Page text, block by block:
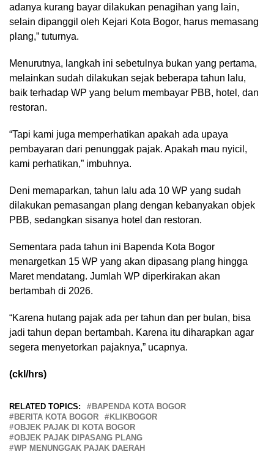
adanya kurang bayar dilakukan penagihan yang lain,
selain dipanggil oleh Kejari Kota Bogor, harus memasang
plang,” tuturnya.
Menurutnya, langkah ini sebetulnya bukan yang pertama,
melainkan sudah dilakukan sejak beberapa tahun lalu,
baik terhadap WP yang belum membayar PBB, hotel, dan
restoran.
“Tapi kami juga memperhatikan apakah ada upaya
pembayaran dari penunggak pajak. Apakah mau nyicil,
kami perhatikan,” imbuhnya.
Deni memaparkan, tahun lalu ada 10 WP yang sudah
dilakukan pemasangan plang dengan kebanyakan objek
PBB, sedangkan sisanya hotel dan restoran.
Sementara pada tahun ini Bapenda Kota Bogor
menargetkan 15 WP yang akan dipasang plang hingga
Maret mendatang. Jumlah WP diperkirakan akan
bertambah di 2026.
“Karena hutang pajak ada per tahun dan per bulan, bisa
jadi tahun depan bertambah. Karena itu diharapkan agar
segera menyetorkan pajaknya,” ucapnya.
(ckl/hrs)
RELATED TOPICS:
BAPENDA KOTA BOGOR
BERITA KOTA BOGOR
KLIKBOGOR
OBJEK PAJAK DI KOTA BOGOR
OBJEK PAJAK DIPASANG PLANG
WP MENUNGGAK PAJAK DAERAH